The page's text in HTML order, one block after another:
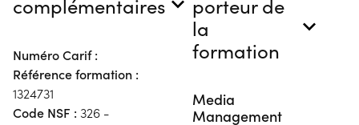
complémentaires
Numéro Carif :
Référence formation :
1324731
Code NSF : 326 -
porteur de
la
formation
Media
Management